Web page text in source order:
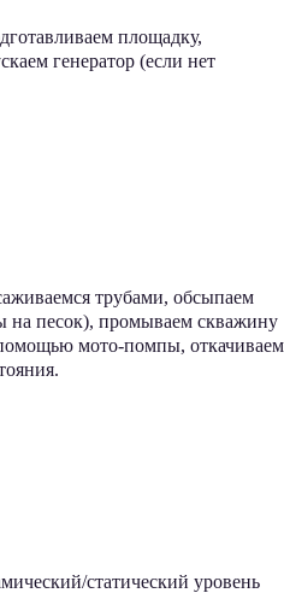
площадку,
генератор (если нет
трубами, обсыпаем
на песок), промываем скважину
мото-помпы, откачиваем
статический уровень